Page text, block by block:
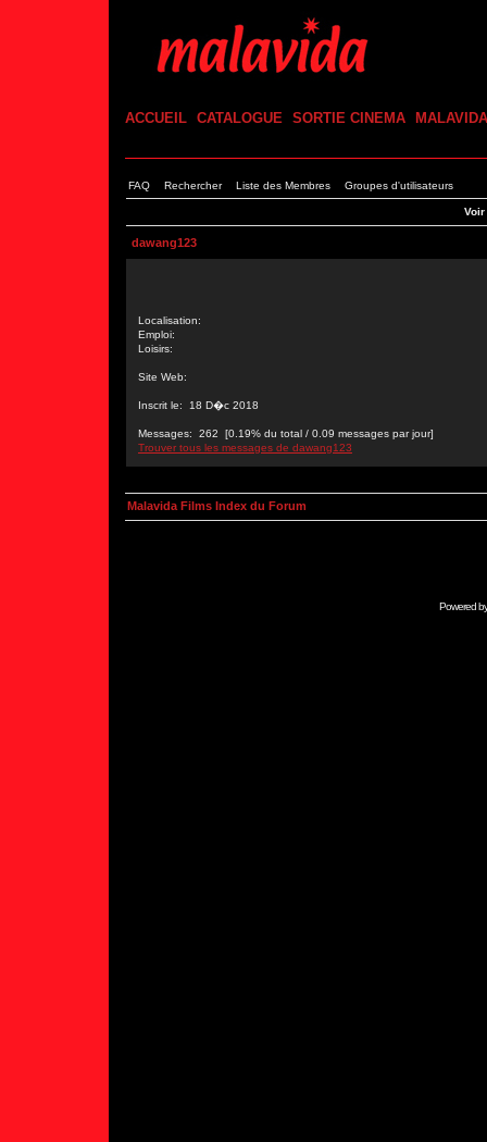
ACCUEIL CATALOGUE SORTIE CINEMA MALAVIDA
FAQ Rechercher Liste des Membres Groupes d'utilisateurs
dawang123
Localisation:
Emploi:
Loisirs:
Site Web:
Inscrit le: 18 D�c 2018
Messages: 262 [0.19% du total / 0.09 messages par jour]
Trouver tous les messages de dawang123
Malavida Films Index du Forum
Powered